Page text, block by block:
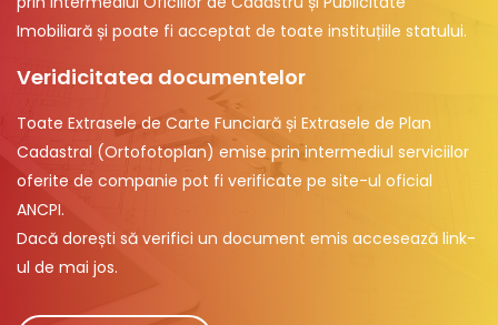
Imobiliară și poate fi acceptat de toate instituțiile statului.
Veridicitatea documentelor
Toate Extrasele de Carte Funciară și Extrasele de Plan
Cadastral (Ortofotoplan) emise prin intermediul serviciilor
oferite de companie pot fi verificate pe site-ul oficial
ANCPI.
Dacă dorești să verifici un document emis accesează link-
ul de mai jos.